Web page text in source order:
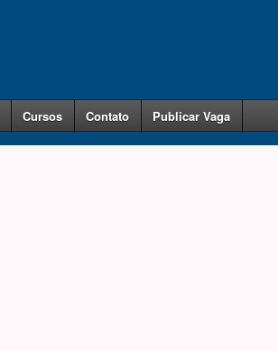
Cursos Contato Publicar Vaga